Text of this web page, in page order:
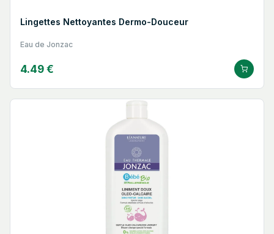
Lingettes Nettoyantes Dermo-Douceur
Eau de Jonzac
4.49 €